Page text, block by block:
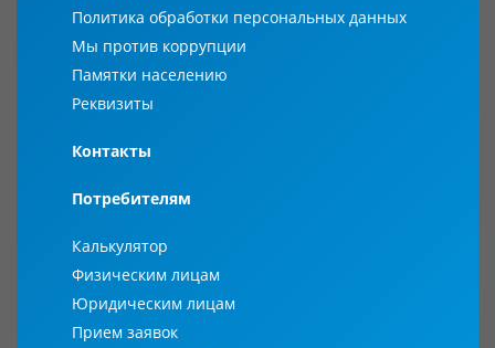
Политика обработки персональных данных
Мы против коррупции
Памятки населению
Реквизиты
Контакты
Потребителям
Калькулятор
Физическим лицам
Юридическим лицам
Прием заявок